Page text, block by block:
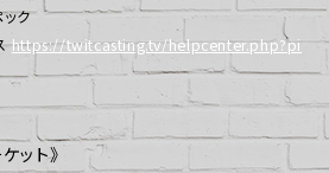
ック
https://twitcasting.tv/helpcenter.php?pi
ット》